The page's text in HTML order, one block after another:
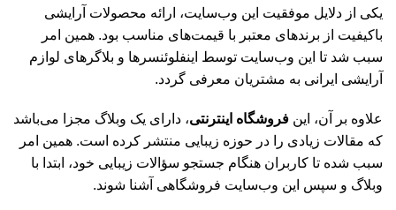
یکی از دلایل موفقیت این وب‌سایت، ارائه محصولات آرایشی
باکیفیت از برندهای معتبر با قیمت‌های مناسب بود. همین امر
سبب شد تا این وب‌سایت توسط اینفلوئنسرها و بلاگرهای لوازم
آرایشی ایرانی به مشتریان معرفی گردد.
علاوه بر آن، این فروشگاه اینترنتی، دارای یک وبلاگ مجزا می‌باشد
که مقالات زیادی را در حوزه زیبایی منتشر کرده است. همین امر
سبب شده تا کاربران هنگام جستجو سؤالات زیبایی خود، ابتدا با
وبلاگ و سپس این وب‌سایت فروشگاهی آشنا شوند.